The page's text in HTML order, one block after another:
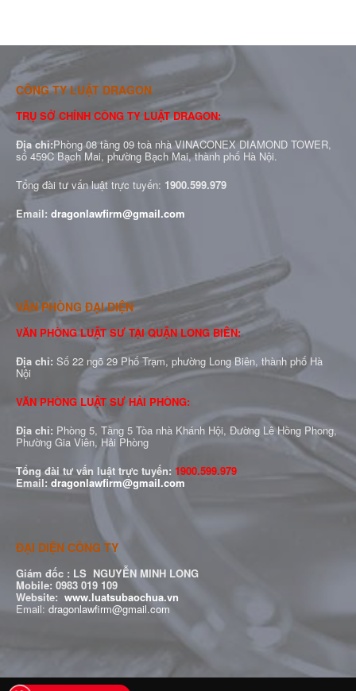
CÔNG TY LUẬT DRAGON
TRỤ SỞ CHÍNH CÔNG TY LUẬT DRAGON:
Địa chỉ:Phòng 08 tầng 09 toà nhà VINACONEX DIAMOND TOWER,
số 459C Bạch Mai, phường Bạch Mai, thành phố Hà Nội.
Tổng đài tư vấn luật trực tuyến: 1900.599.979
Email: dragonlawfirm@gmail.com
VĂN PHÒNG ĐẠI DIỆN
VĂN PHÒNG LUẬT SƯ TẠI QUẬN LONG BIÊN:
Địa chỉ: Số 22 ngõ 29 Phố Trạm, phường Long Biên, thành phố Hà
Nội
VĂN PHÒNG LUẬT SƯ HẢI PHÒNG:
Địa chỉ: Phòng 5, Tầng 5 Tòa nhà Khánh Hội, Đường Lê Hồng Phong,
Phường Gia Viên, Hải Phòng
Tổng đài tư vấn luật trực tuyến: 1900.599.979
Email: dragonlawfirm@gmail.com
ĐẠI DIỆN CÔNG TY
Giám đốc : LS NGUYỄN MINH LONG
Mobile: 0983 019 109
Website: www.luatsubaochua.vn
Email: dragonlawfirm@gmail.com